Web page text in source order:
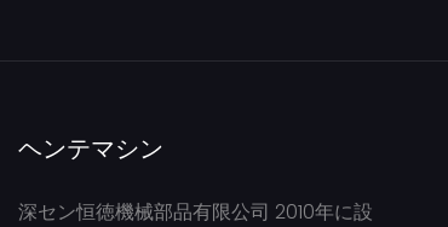
ヘンテマシン
深セン恒徳機械部品有限公司 2010年に設